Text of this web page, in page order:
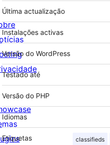
Última actualização
Instalações activas
Versão do WordPress
Testado até
Versão do PHP
Idiomas
Etiquetas classifieds